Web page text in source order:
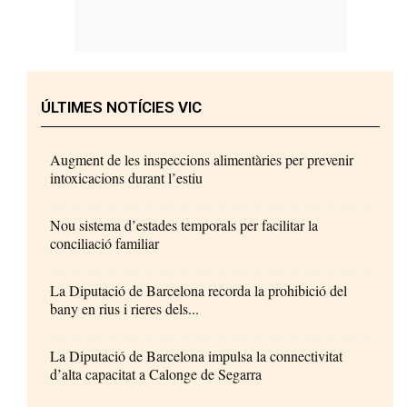
ÚLTIMES NOTÍCIES VIC
Augment de les inspeccions alimentàries per prevenir
intoxicacions durant l’estiu
Nou sistema d’estades temporals per facilitar la
conciliació familiar
La Diputació de Barcelona recorda la prohibició del
bany en rius i rieres dels...
La Diputació de Barcelona impulsa la connectivitat
d’alta capacitat a Calonge de Segarra